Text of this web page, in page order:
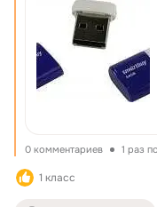
0 комментариев 1 раз
1 класс